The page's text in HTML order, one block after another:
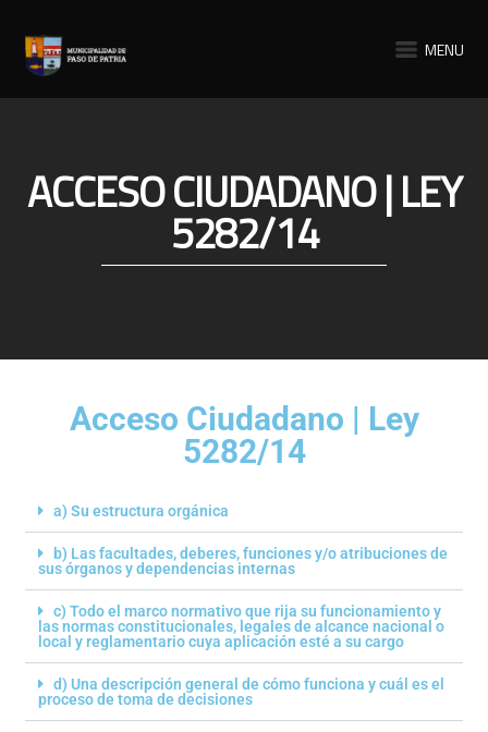
MENU
ACCESO CIUDADANO | LEY
5282/14
Acceso Ciudadano | Ley
5282/14
a) Su estructura orgánica
b) Las facultades, deberes, funciones y/o atribuciones de
sus órganos y dependencias internas
c) Todo el marco normativo que rija su funcionamiento y
las normas constitucionales, legales de alcance nacional o
local y reglamentario cuya aplicación esté a su cargo
d) Una descripción general de cómo funciona y cuál es el
proceso de toma de decisiones